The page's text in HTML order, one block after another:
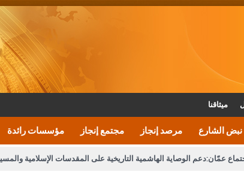
ميثاقنا
مؤسسات رائدة مجتمع إنجاز مرصد إنجاز نبض الشارع
عمّان:دعم الوصاية الهاشمية التاريخية على المقدسات الإسلامية